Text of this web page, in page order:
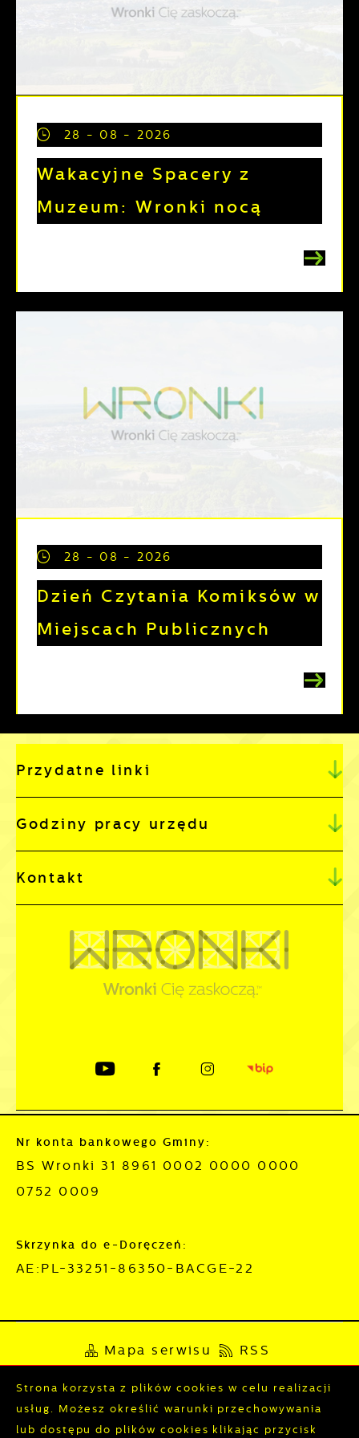
28 - 08 - 2026
Wakacyjne Spacery z
Muzeum: Wronki nocą
28 - 08 - 2026
Dzień Czytania Komiksów w
Miejscach Publicznych
Przydatne linki
Godziny pracy urzędu
Kontakt
Nr konta bankowego Gminy:
BS Wronki 31 8961 0002 0000 0000
0752 0009
Skrzynka do e-Doręczeń:
AE:PL-33251-86350-BACGE-22
Mapa serwisu RSS
Deklaracja dostępności
Polityka prywatności Sygnalista
Strona korzysta z plików cookies w celu realizacji
usług. Możesz określić warunki przechowywania
lub dostępu do plików cookies klikając przycisk